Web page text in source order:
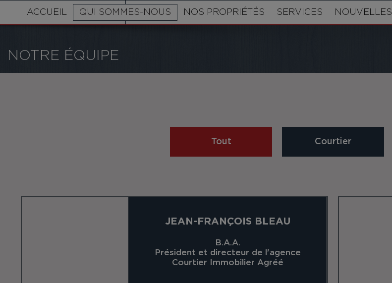
ACCUEIL QUI SOMMES-NOUS NOS PROPRIÉTÉS SERVICES NOUVELLES
NOTRE ÉQUIPE
Tout Courtier
JEAN-FRANÇOIS BLEAU
B.A.A.
Président et directeur de l'agence
Courtier Immobilier Agréé